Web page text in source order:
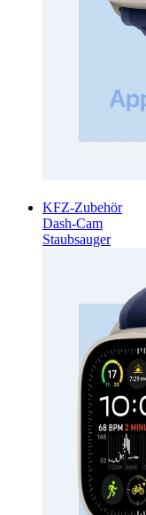
KFZ-Zubehör
Dash-Cam
Staubsauger